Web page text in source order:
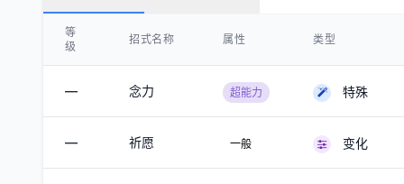
等
级
招式名称 属性 类型
— 念力 超能力 特殊
— 祈愿 一般 变化